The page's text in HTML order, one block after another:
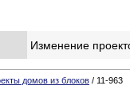
Изменение
домов из блоков / 11-963